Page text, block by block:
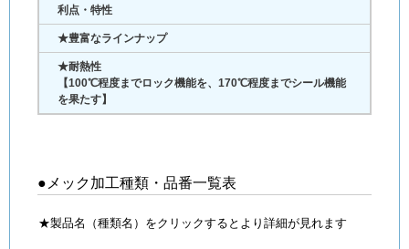
利点・特性
★豊富なラインナップ
★耐熱性
【100℃程度までロック機能を、170℃程度までシール機能
を果たす】
●メック加工種類・品番一覧表
★製品名（種類名）をクリックするとより詳細が見れます